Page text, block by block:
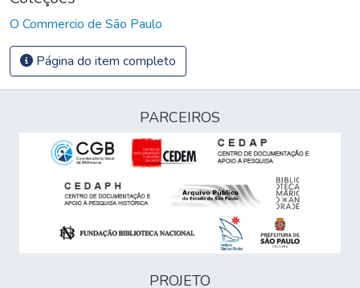
O Commercio de São Paulo
Página do item completo
PARCEIROS
PROJETO